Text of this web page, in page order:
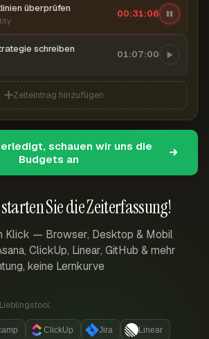
Sie die Zeiterfassung!
Klick — Browser, Desktop & Mobil
ClickUp, Linear, GitHub & mehr
keine Lernkurve
ClickUp Jira Linear
überprüfen 00:31:07
schreiben 01:07:00
Zeiteintrag hinzufügen
schauen wir uns die
Budgets an